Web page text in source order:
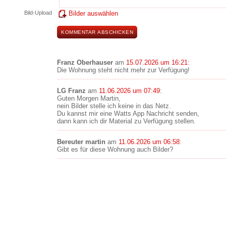
Bild-Upload Bilder auswählen
Franz Oberhauser am 15.07.2026 um 16:21:
Die Wohnung steht nicht mehr zur Verfügung!
LG Franz am 11.06.2026 um 07:49:
Guten Morgen Martin,
nein Bilder stelle ich keine in das Netz.
Du kannst mir eine Watts App Nachricht senden,
dann kann ich dir Material zu Verfügung stellen.
Bereuter martin am 11.06.2026 um 06:58:
Gibt es für diese Wohnung auch Bilder?